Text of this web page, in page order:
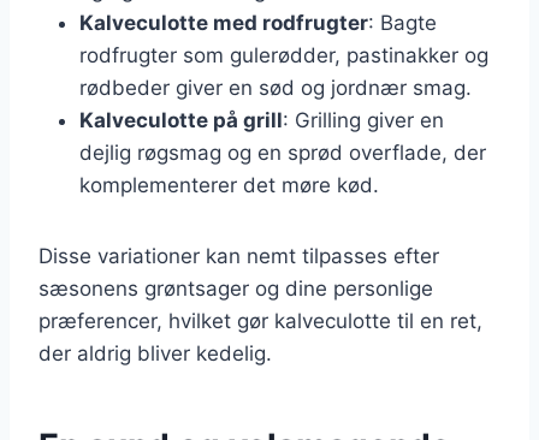
Kalveculotte med rodfrugter: Bagte
rodfrugter som gulerødder, pastinakker og
rødbeder giver en sød og jordnær smag.
Kalveculotte på grill: Grilling giver en
dejlig røgsmag og en sprød overflade, der
komplementerer det møre kød.
Disse variationer kan nemt tilpasses efter
sæsonens grøntsager og dine personlige
præferencer, hvilket gør kalveculotte til en ret,
der aldrig bliver kedelig.